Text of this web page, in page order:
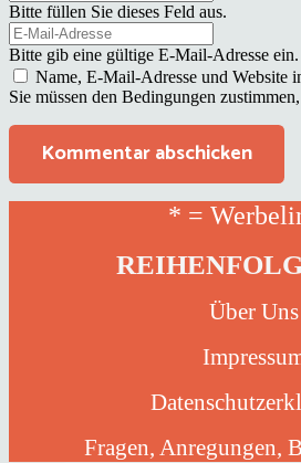
Bitte füllen Sie dieses Feld aus.
Bitte gib eine gültige E-Mail-Adresse ein.
Name, E-Mail-Adresse und Website
Sie müssen den Bedingungen
Kommentar abschicken
* =
Über Uns
Fragen, Anregungen,